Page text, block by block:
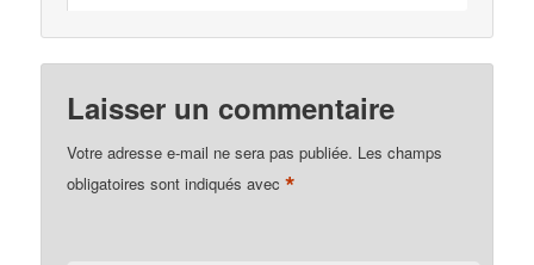
Laisser un commentaire
Votre adresse e-mail ne sera pas publiée. Les champs
obligatoires sont indiqués avec*